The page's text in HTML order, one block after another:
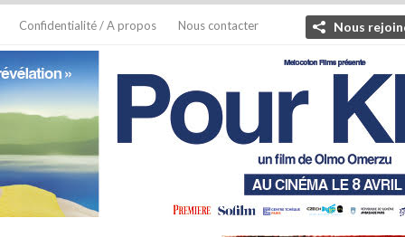
Confidentialité / A propos Nous contacter Nous